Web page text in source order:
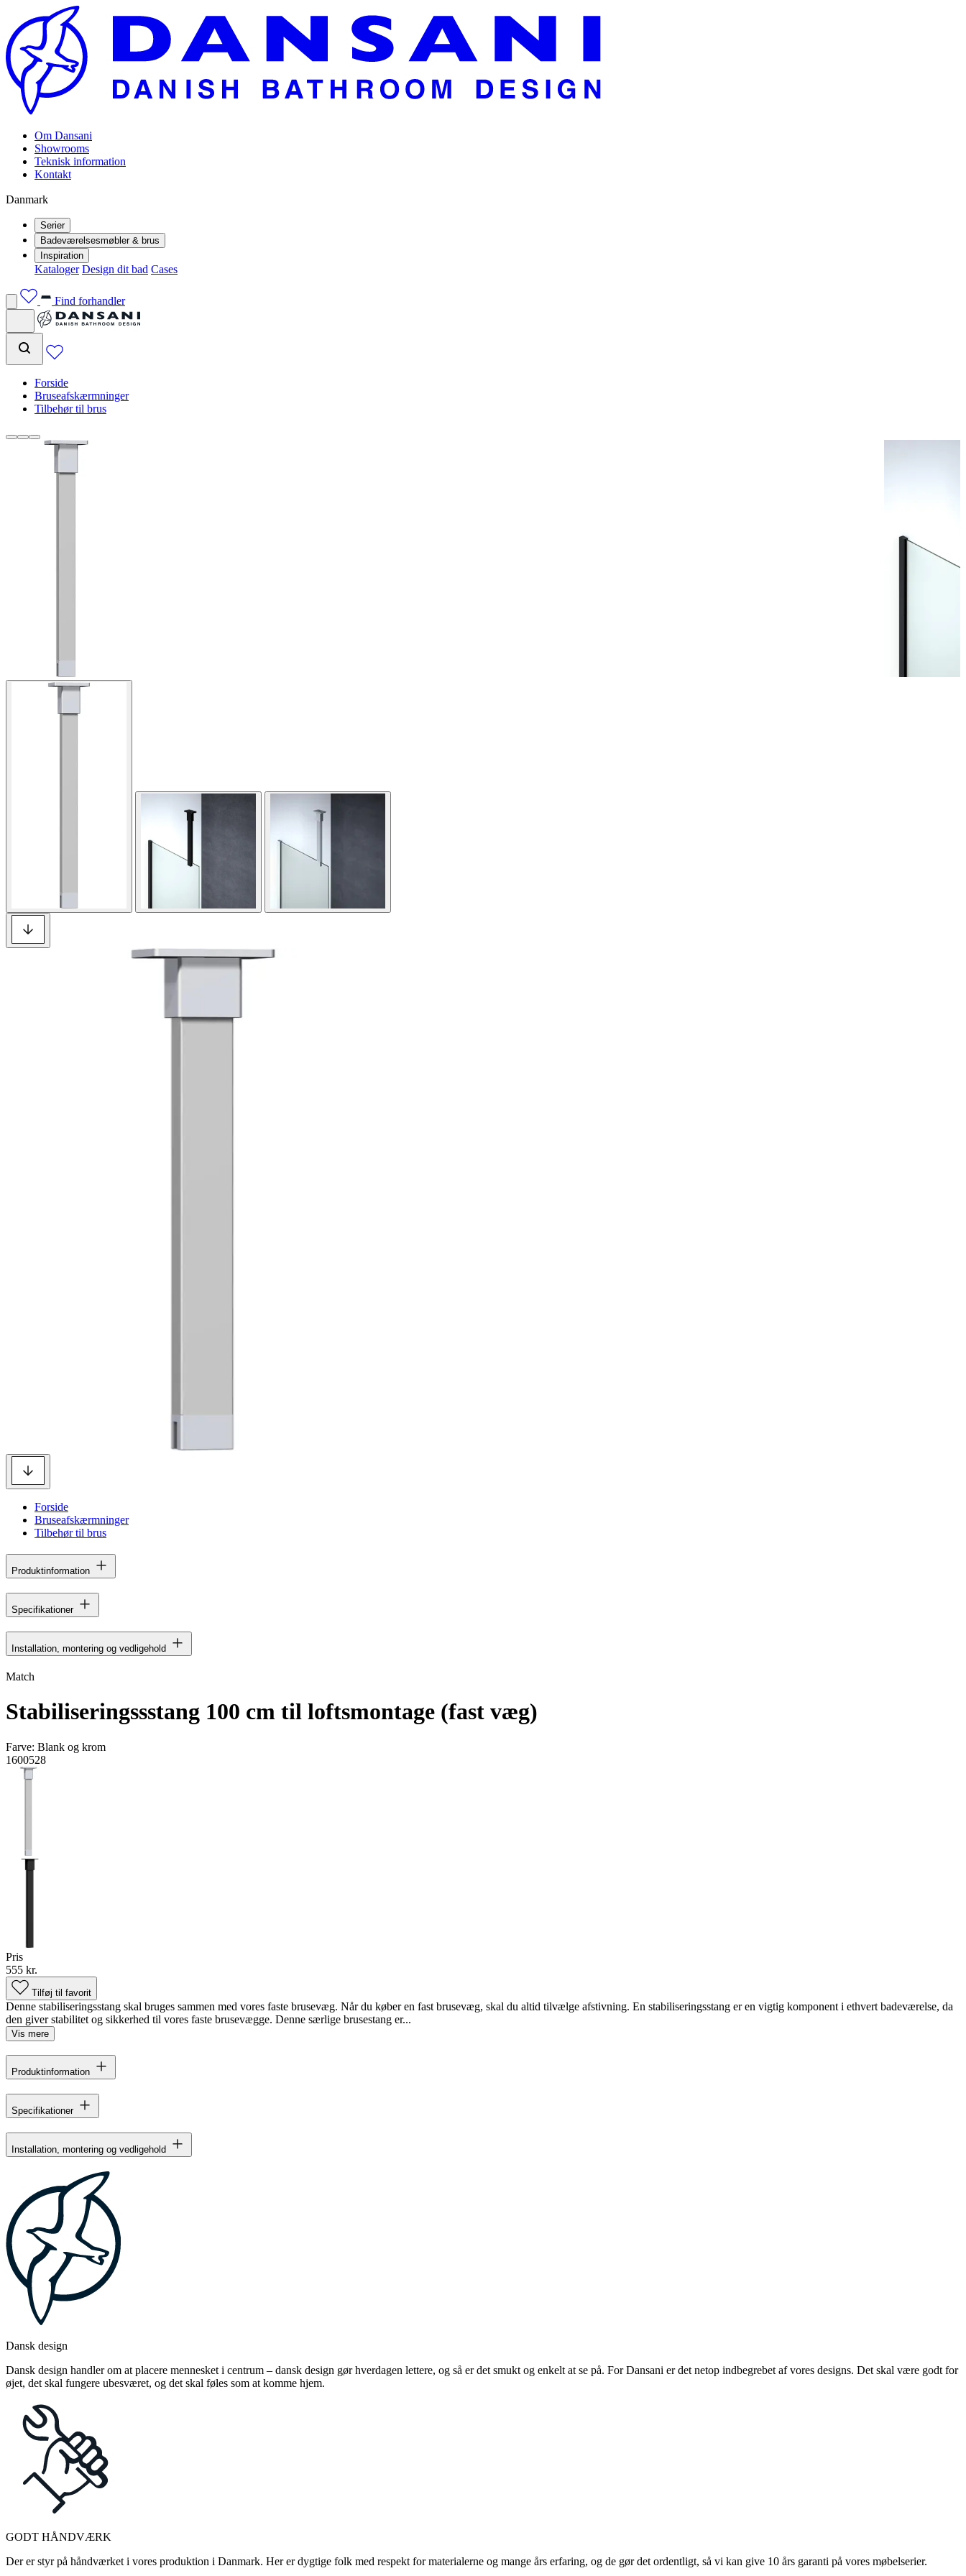
Om Dansani
Showrooms
Teknisk information
Kontakt
Danmark
Serier
Badeværelsesmøbler & brus
Inspiration
Kataloger Design dit bad Cases
Find forhandler
Forside
Bruseafskærmninger
Tilbehør til brus
Forside
Bruseafskærmninger
Tilbehør til brus
Produktinformation
Specifikationer
Installation, montering og vedligehold
Match
Stabiliseringssstang 100 cm til loftsmontage (fast væg)
Farve: Blank og krom
1600528
Pris
555 kr.
Tilføj til favorit
Denne stabiliseringsstang skal bruges sammen med vores faste brusevæg. Når du køber en fast brusevæg, skal du altid tilvælge afstivning. En stabiliseringsstang er en vigtig komponent i ethvert badeværelse, da
den giver stabilitet og sikkerhed til vores faste brusevægge. Denne særlige brusestang er...
Vis mere
Produktinformation
Specifikationer
Installation, montering og vedligehold
Dansk design
Dansk design handler om at placere mennesket i centrum – dansk design gør hverdagen lettere, og så er det smukt og enkelt at se på. For Dansani er det netop indbegrebet af vores designs. Det skal være godt for
øjet, det skal fungere ubesværet, og det skal føles som at komme hjem.
GODT HÅNDVÆRK
Der er styr på håndværket i vores produktion i Danmark. Her er dygtige folk med respekt for materialerne og mange års erfaring, og de gør det ordentligt, så vi kan give 10 års garanti på vores møbelserier.